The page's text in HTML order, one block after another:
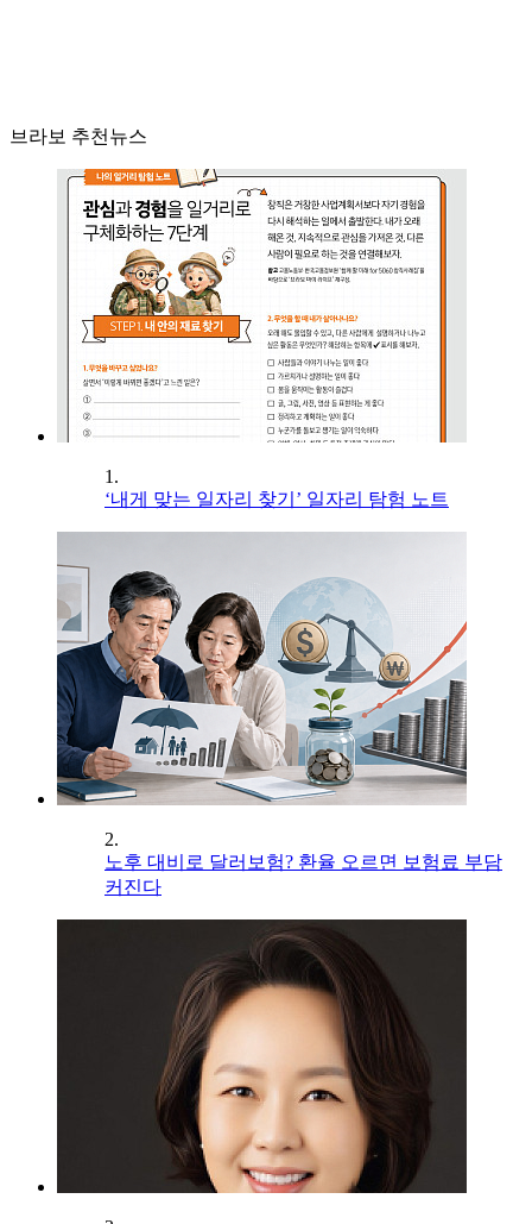
브라보 추천뉴스
1.
‘내게 맞는 일자리 찾기’ 일자리 탐험 노트
2.
노후 대비로 달러보험? 환율 오르면 보험료 부담
커진다